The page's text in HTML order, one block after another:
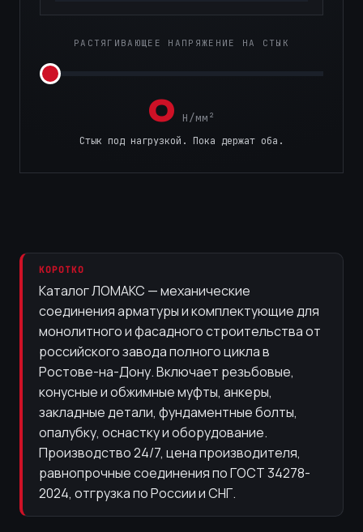
РАСТЯГИВАЮЩЕЕ НАПРЯЖЕНИЕ НА СТЫК
0 Н/мм²
Стык под нагрузкой. Пока держат оба.
КОРОТКО
Каталог ЛОМАКС — механические
соединения арматуры и комплектующие для
монолитного и фасадного строительства от
российского завода полного цикла в
Ростове-на-Дону. Включает резьбовые,
конусные и обжимные муфты, анкеры,
закладные детали, фундаментные болты,
опалубку, оснастку и оборудование.
Производство 24/7, цена производителя,
равнопрочные соединения по ГОСТ 34278-
2024, отгрузка по России и СНГ.